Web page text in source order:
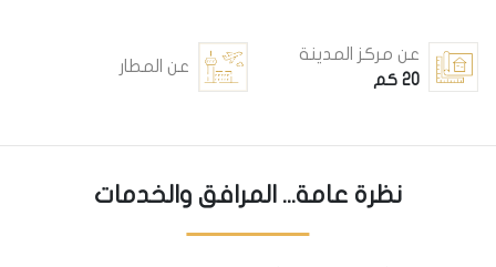
عن مركز المدينة
20 كم
عن المطار
نظرة عامة... المرافق والخدمات